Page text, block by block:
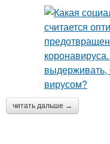
читать дальше →